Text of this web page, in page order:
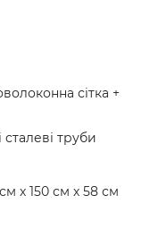
сітка +
труби
х 150 см х 58 см